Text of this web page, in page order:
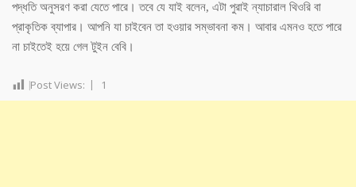
পদ্ধতি অনুসরণ করা যেতে পারে। তবে যে যাই বলেন, এটা পুরাই ন্যাচারাল থিওরি বা
প্রাকৃতিক ব্যাপার। আপনি যা চাইবেন তা হওয়ার সম্ভাবনা কম। আবার এমনও হতে পারে
না চাইতেই হয়ে গেল টুইন বেবি।
Post Views: 1